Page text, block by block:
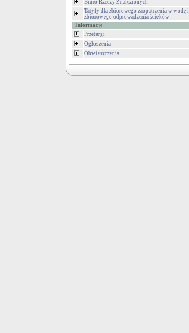
Biuro Rzeczy Znalezionych
Tatyfy dla zbiorowego zaopatrzenia w wodę i
zbiorowego odprowadzenia ścieków
Informacje
Przetargi
Ogłoszenia
Obwieszczenia